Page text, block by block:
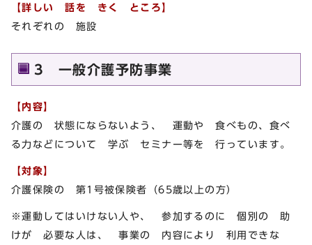
【詳しい 話を きく ところ 】
それぞれの 施設
3 一般介護予防事業
【内容】
介護の 状態にならないよう、 運動や 食べもの、食べ
る力などについて 学ぶ セミナー等を 行っています。
【対象】
介護保険の 第1号被保険者（65歳以上の方）
※運動してはいけない人や、 参加するのに 個別の 助
けが 必要な人は、 事業の 内容により 利用できな